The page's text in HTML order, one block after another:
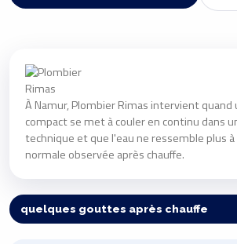
À Namur, Plombier Rimas intervient quand
compact se met à couler en continu dans
technique et que l'eau ne ressemble plus
normale observée après chauffe.
quelques gouttes après chauffe